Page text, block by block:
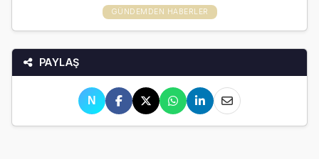
GÜNDEMDEN HABERLER
PAYLAŞ
N